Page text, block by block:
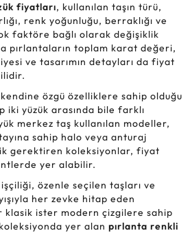
fiyatları, kullanılan taşın türü,
renk yoğunluğu, berraklığı ve
faktöre bağlı olarak değişiklik
pırlantaların toplam karat değeri,
ve tasarımın detayları da fiyat
özgü özelliklere sahip olduğu
iki yüzük arasında bile farklı
merkez taş kullanılan modeller,
sahip halo veya anturaj
gerektiren koleksiyonlar, fiyat
yer alabilir.
özenle seçilen taşları ve
her zevke hitap eden
klasik ister modern çizgilere sahip
yer alan pırlanta renkli